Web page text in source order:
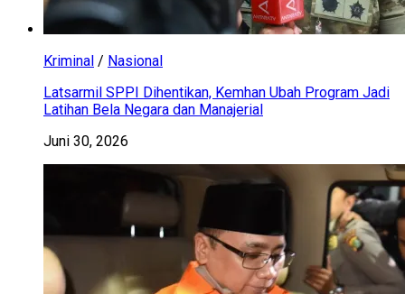
Kriminal / Nasional
Latsarmil SPPI Dihentikan, Kemhan Ubah Program Jadi
Latihan Bela Negara dan Manajerial
Juni 30, 2026